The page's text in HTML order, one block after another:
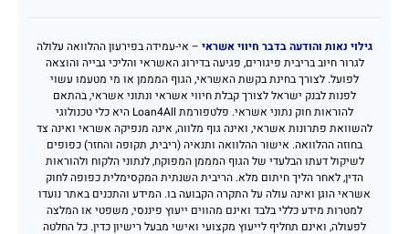
גילוי נאות והודעה בדבר חיווי אשראי – אי-עמידה בפירעון ההלוואה עלולה
לגרור חיוב בריבית פיגורים, פגיעה בדירוג האשראי והליכי גבייה והוצאה
לפועל. לצורך בחינת בקשת האשראי, הגוף המממן או מי מטעמו עשוי
לפנות לבנק ישראל לצורך קבלת חיווי אשראי ונתוני אשראי, בהתאם
להוראות חוק נתוני אשראי. פלטפורמת Loan4All היא כלי טכנולוגי
להשוואת פתרונות אשראי, ואינה גוף מלווה, אינה מנפיקה אשראי ואינה צד
בחוזה ההלוואה. אישור ההלוואה ותנאיה (ריבית, תקופה והחזר) כפופים
לשיקול דעתו הבלעדי של הגוף המממן המפוקח, לנתוני הלקוח ולהוראות
הדין, לאחר הליך חיתום מלא. הריבית השנתית המקסימלית כפופה לחוק
אשראי הוגן ואינה עולה על התקרה הקבועה בו. המידע והתכנים באתר נועדו
למטרות מידע כללי בלבד ואינם מהווים ייעוץ פיננסי, משפטי או המלצה
לפעולה, ואינם תחליף לייעוץ מקצועי ואישי מבעל רישיון כדין. כל החלטה